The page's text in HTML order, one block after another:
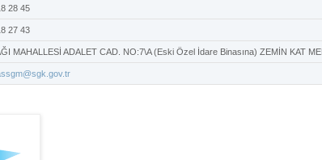
28 45
27 43
MAHALLESİ ADALET CAD. NO:7\A (Eski Özel İdare Binasına) ZEMİN KAT